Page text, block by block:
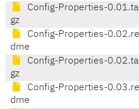
Config-Properties-
gz
Config-Properties-
dme
Config-Properties-
gz
Config-Properties-
dme